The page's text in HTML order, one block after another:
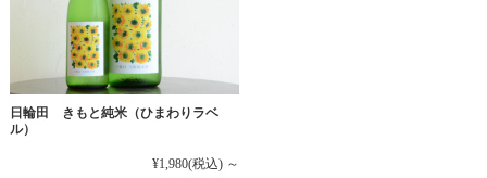
日輪田 きもと純米（ひまわりラベ
ル）
¥1,980(税込) ～